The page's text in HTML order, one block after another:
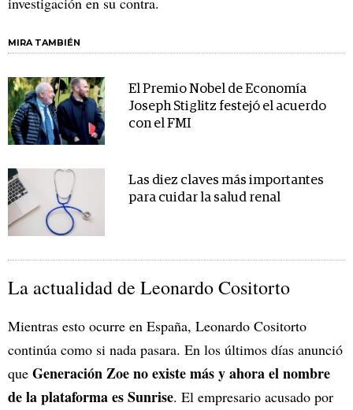
MIRA TAMBIÉN
El Premio Nobel de Economía
Joseph Stiglitz festejó el acuerdo
con el FMI
Las diez claves más importantes
para cuidar la salud renal
La actualidad de Leonardo Cositorto
Mientras esto ocurre en España, Leonardo Cositorto
continúa como si nada pasara. En los últimos días anunció
que Generación Zoe no existe más y ahora el nombre
de la plataforma es Sunrise. El empresario acusado por